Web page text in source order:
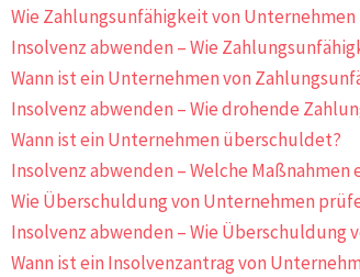
Wie Zahlungsunfähigkeit von
Insolvenz abwenden – Wie
Wann ist ein Unternehmen von
Insolvenz abwenden –Wie drohende
Wann ist ein Unternehmen überschuldet?
Insolvenz abwenden – Welche
Wie Überschuldung von Unternehmen
Insolvenz abwenden – Wie Überschuldung
Wann ist ein Insolvenzantrag von